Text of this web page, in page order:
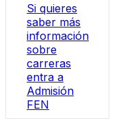
Si quieres
saber más
información
sobre
carreras
entra a
Admisión
FEN